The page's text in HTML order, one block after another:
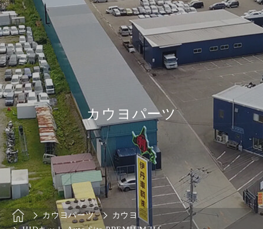
カウヨパーツ
カウヨパーツ
カウヨ